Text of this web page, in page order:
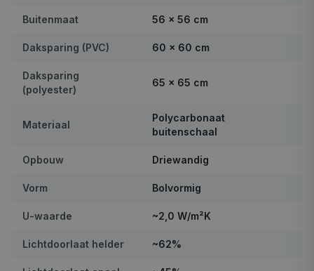
Buitenmaat 56 × 56 cm
Daksparing (PVC) 60 × 60 cm
Daksparing
(polyester)
65 × 65 cm
Materiaal
Polycarbonaat
buitenschaal
Opbouw Driewandig
Vorm Bolvormig
U-waarde ~2,0 W/m²K
Lichtdoorlaat helder ~62%